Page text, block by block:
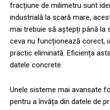
fracțiune de milimetru sunt
industrială la scară mare,
mai trebuie să aștepți până
ceva nu funcționează corect,
practic eliminată. Eficiența
datele concrete.
Unele sisteme mai avansate
pentru a învăța din datele de